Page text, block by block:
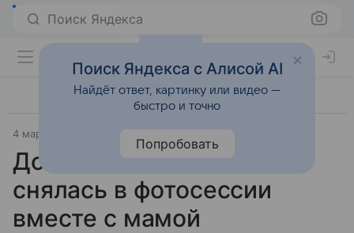
Поиск Яндекса
4 марта 2018
Дочь Анны Хилькевич
снялась в фотосессии
вместе с мамой
Поиск Яндекса с Алисой AI
Найдёт ответ, картинку или видео —
быстро и точно
Попробовать